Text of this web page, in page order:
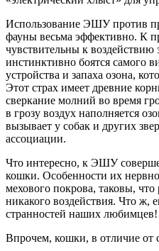
Использование ЭШУ против
фауны весьма эффективно. К
чувствительны к воздействию
инстинктивно боятся самого
устройства и запаха озона,
Этот страх имеет древние
сверкание молний во время
в грозу воздух наполняется
вызывает у собак и других
ассоциации.
Что интересно, к ЭШУ
кошки. Особенности их
мехового покрова, таковы, что
никакого воздействия. Что ж,
странностей наших любимцев!
Впрочем, кошки, в отличие от